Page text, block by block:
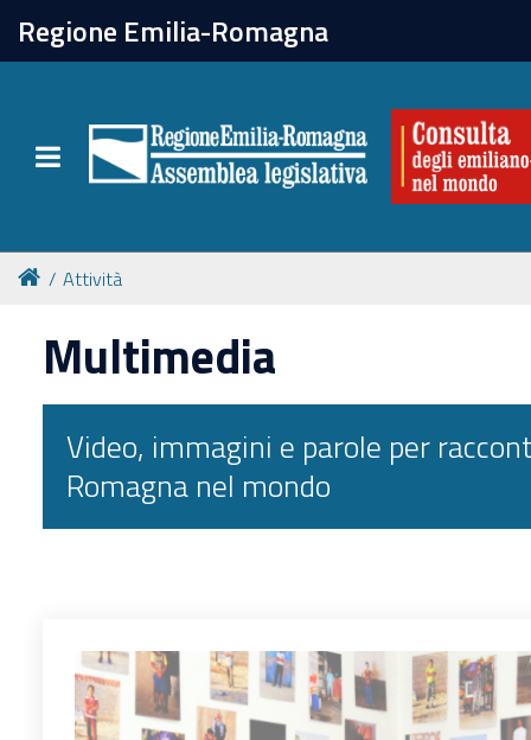
Regione Emilia-Romagna
Toggle navigation
chiudi
Attività
Per chi vive all'estero
Newsletter
Attività
Multimedia
Video, immagini e parole per
Romagna nel mondo